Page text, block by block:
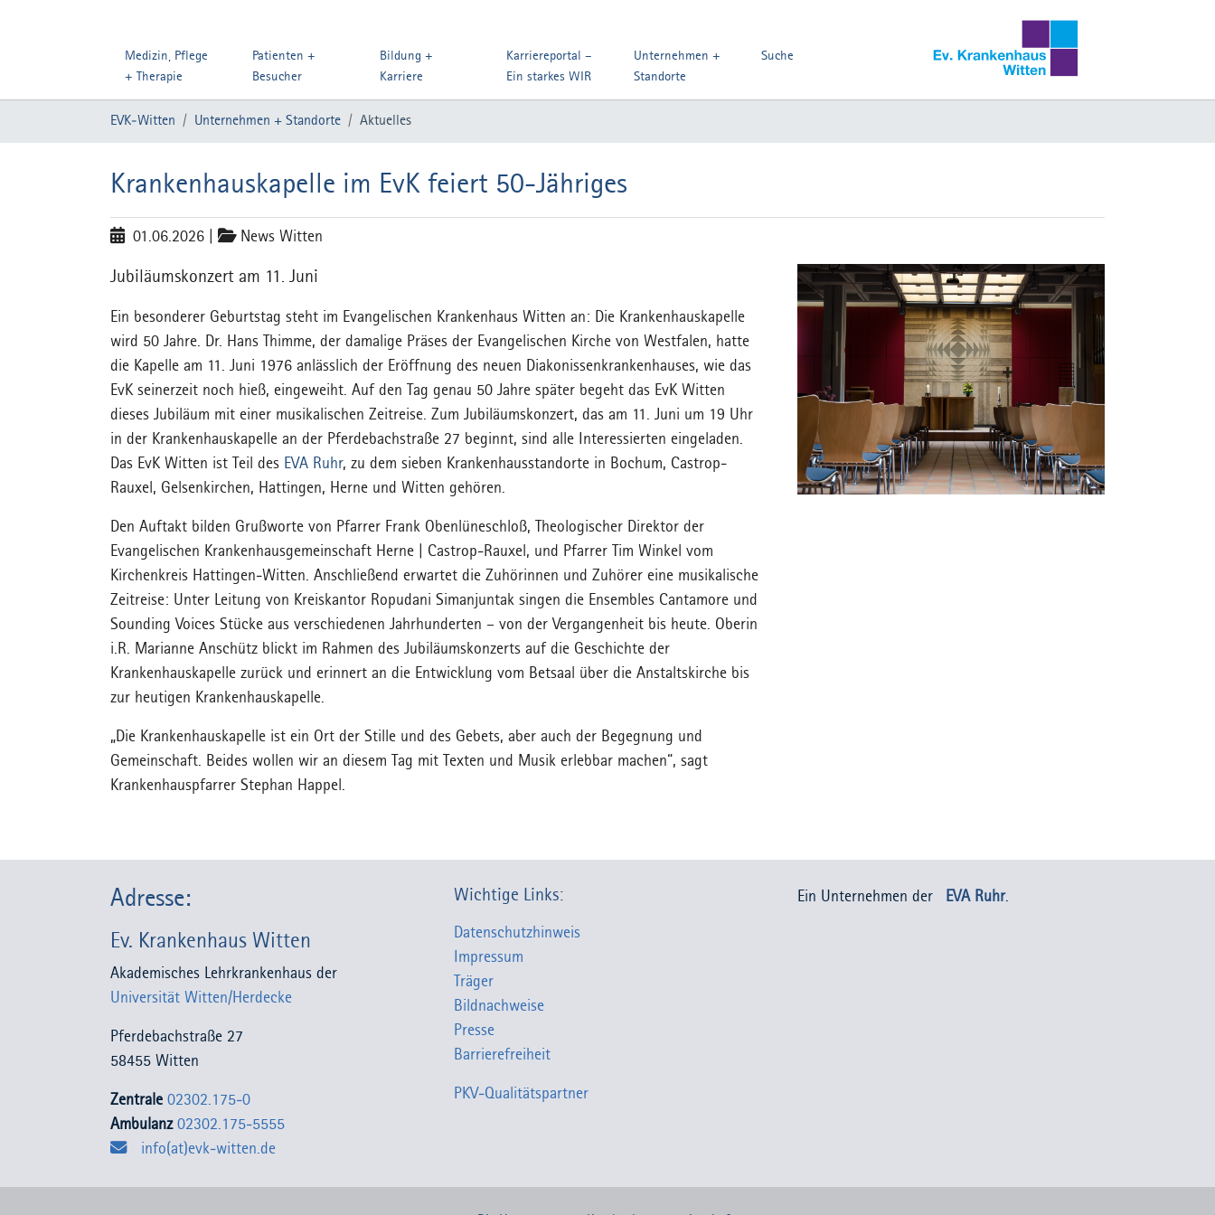
Medizin, Pflege
+ Therapie
Patienten +
Besucher
Bildung +
Karriere
Karriereportal –
Ein starkes WIR
Unternehmen +
Standorte
Suche
Sie sind hier:
EVK-Witten Unternehmen + Standorte Aktuelles
Krankenhauskapelle im EvK feiert 50-Jähriges
01.06.2026 News Witten
Jubiläumskonzert am 11. Juni
Ein besonderer Geburtstag steht im Evangelischen Krankenhaus Witten an: Die Krankenhauskapelle
wird 50 Jahre. Dr. Hans Thimme, der damalige Präses der Evangelischen Kirche von Westfalen, hatte
die Kapelle am 11. Juni 1976 anlässlich der Eröffnung des neuen Diakonissenkrankenhauses, wie das
EvK seinerzeit noch hieß, eingeweiht. Auf den Tag genau 50 Jahre später begeht das EvK Witten
dieses Jubiläum mit einer musikalischen Zeitreise. Zum Jubiläumskonzert, das am 11. Juni um 19 Uhr
in der Krankenhauskapelle an der Pferdebachstraße 27 beginnt, sind alle Interessierten eingeladen.
Das EvK Witten ist Teil des EVA Ruhr, zu dem sieben Krankenhausstandorte in Bochum, Castrop-
Rauxel, Gelsenkirchen, Hattingen, Herne und Witten gehören.
Den Auftakt bilden Grußworte von Pfarrer Frank Obenlüneschloß, Theologischer Direktor der
Evangelischen Krankenhausgemeinschaft Herne | Castrop-Rauxel, und Pfarrer Tim Winkel vom
Kirchenkreis Hattingen-Witten. Anschließend erwartet die Zuhörinnen und Zuhörer eine musikalische
Zeitreise: Unter Leitung von Kreiskantor Ropudani Simanjuntak singen die Ensembles Cantamore und
Sounding Voices Stücke aus verschiedenen Jahrhunderten – von der Vergangenheit bis heute. Oberin
i.R. Marianne Anschütz blickt im Rahmen des Jubiläumskonzerts auf die Geschichte der
Krankenhauskapelle zurück und erinnert an die Entwicklung vom Betsaal über die Anstaltskirche bis
zur heutigen Krankenhauskapelle.
„Die Krankenhauskapelle ist ein Ort der Stille und des Gebets, aber auch der Begegnung und
Gemeinschaft. Beides wollen wir an diesem Tag mit Texten und Musik erlebbar machen“, sagt
Krankenhauspfarrer Stephan Happel.
Adresse:
Ev. Krankenhaus Witten
Akademisches Lehrkrankenhaus der
Universität Witten/Herdecke
Pferdebachstraße 27
58455 Witten
Zentrale 02302.175-0
Ambulanz 02302.175-5555
info(at)evk-witten.de
Wichtige Links:
Datenschutzhinweis
Impressum
Träger
Bildnachweise
Presse
Barrierefreiheit
PKV-Qualitätspartner
Ein Unternehmen der EVA Ruhr.